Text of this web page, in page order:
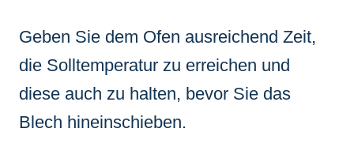
Geben Sie dem Ofen ausreichend Zeit,
die Solltemperatur zu erreichen und
diese auch zu halten, bevor Sie das
Blech hineinschieben.